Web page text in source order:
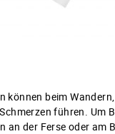
können beim
führen. Um
an der Ferse oder am